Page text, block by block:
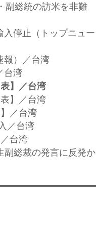
副総統の訪米を非難
入停止（トップニュー
報）／台湾
台湾
】／台湾
】／台湾
／台湾
／台湾
台湾
副総裁の発言に反発か